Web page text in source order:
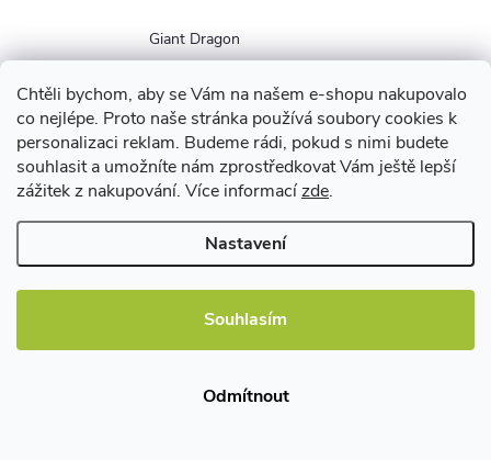
Chtěli bychom, aby se Vám na našem e-shopu nakupovalo
co nejlépe. Proto naše stránka používá soubory cookies k
personalizaci reklam. Budeme rádi, pokud s nimi budete
souhlasit a umožníte nám zprostředkovat Vám ještě lepší
zážitek z nakupování. Více informacízde.
Nastavení
Souhlasím
Odmítnout
Giant Dragon
Gigabyte
GIMI
Giorgio Armani
Givenchy (Parfémy)
Goddess MB
Goddess VB